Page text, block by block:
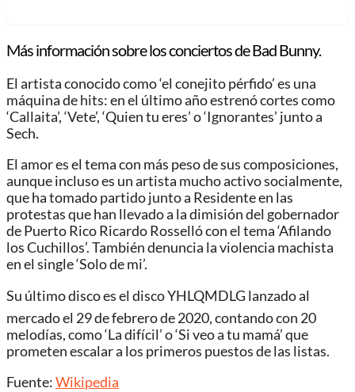
Más información sobre los conciertos de Bad Bunny.
El artista conocido como ‘el conejito pérfido’ es una
máquina de hits: en el último año estrenó cortes como
‘Callaita’, ‘Vete’, ‘Quien tu eres’ o ‘Ignorantes’ junto a
Sech.
El amor es el tema con más peso de sus composiciones,
aunque incluso es un artista mucho activo socialmente,
que ha tomado partido junto a Residente en las
protestas que han llevado a la dimisión del gobernador
de Puerto Rico Ricardo Rosselló con el tema ‘Afilando
los Cuchillos’. También denuncia la violencia machista
en el single ‘Solo de mi’.
Su último disco es el disco YHLQMDLG lanzado al
mercado el 29 de febrero de 2020, contando con 20
melodías, como ‘La difícil’ o ‘Si veo a tu mamá’ que
prometen escalar a los primeros puestos de las listas.
Fuente:Wikipedia